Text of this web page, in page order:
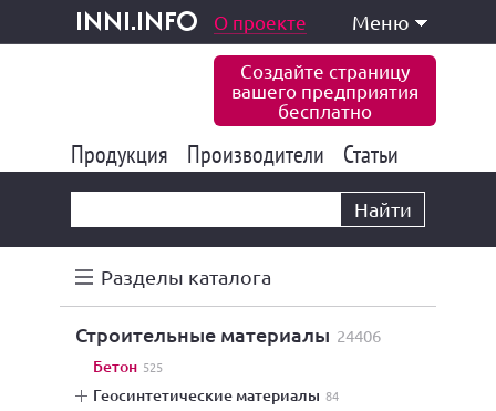
inni.info
и услуги О проекте Меню
Создайте страницу
вашего предприятия
бесплатно
Продукция 177 834
Производители 6 771
Статьи
Найти
Разделы каталога
строительные материалы 24406
бетон 525
геосинтетические материалы 84